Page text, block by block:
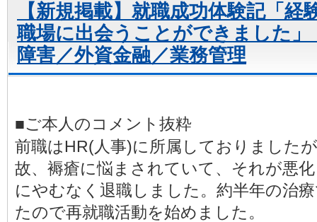
【新規掲載】就職成功体験記「
職場に出会うことができました
障害／外資金融／業務管理
■ご本人のコメント抜粋
前職はHR(人事)に所属しておりました
故、褥瘡に悩まされていて、それが悪
にやむなく退職しました。約半年の治
たので再就職活動を始めました。